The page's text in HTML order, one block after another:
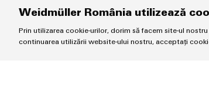
Weidmüller România utilizează
Prin utilizarea cookie-urilor, dorim să facem site-ul
continuarea utilizării website-ului nostru, acceptați